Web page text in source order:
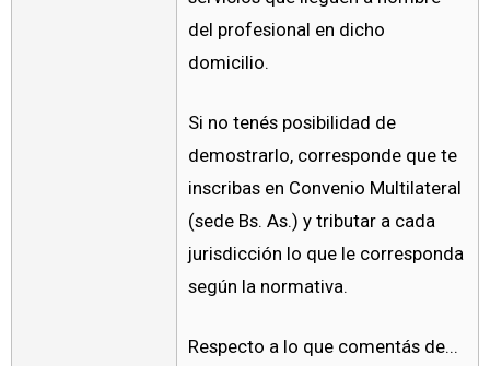
del profesional en dicho
domicilio.
Si no tenés posibilidad de
demostrarlo, corresponde que te
inscribas en Convenio Multilateral
(sede Bs. As.) y tributar a cada
jurisdicción lo que le corresponda
según la normativa.
Respecto a lo que comentás de...